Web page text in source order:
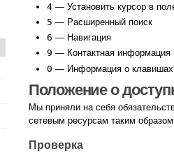
4— Установить курсор в
5 — Расширенный поиск
6 — Навигация
9 — Контактная информация
0 — Информация о клавишах
Положение о
Мы приняли на себя
сетевым ресурсам таким
Проверка